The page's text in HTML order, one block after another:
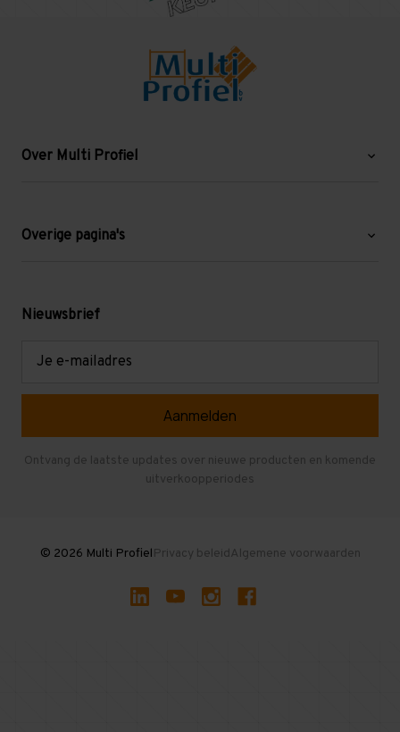
Over Multi Profiel
Blog
Levering en afhalen
Overige pagina's
Mezzanine
Gebruikte entresolvloeren
Nieuwsbrief
Ontvang de laatste updates over nieuwe producten en komende
uitverkoopperiodes
© 2026 Multi ProfielPrivacy beleidAlgemene voorwaarden